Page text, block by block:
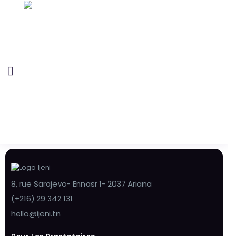
8, rue Sarajevo- Ennasr 1- 2037 Ariana
(+216) 29 342 131
hello@ijeni.tn